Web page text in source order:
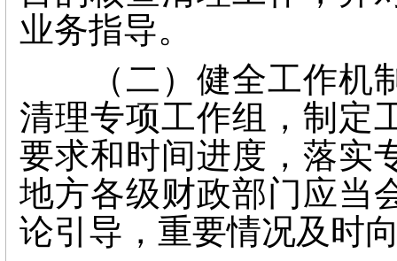
业务指导。
（二）健全工作机制
清理专项工作组，制定
要求和时间进度，落实
地方各级财政部门应当
论引导，重要情况及时